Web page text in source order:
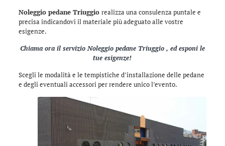
Noleggio pedane Triuggio realizza una consulenza puntale e
precisa indicandovi il materiale più adeguato alle vostre
esigenze.
Chiama ora il servizio Noleggio pedane Triuggio , ed esponi le
tue esigenze!
Scegli le modalità e le tempistiche d’installazione delle pedane
e degli eventuali accessori per rendere unico l’evento.